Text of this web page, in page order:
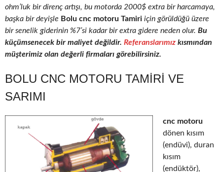
ohm’luk bir direnç artışı, bu motorda 2000$ extra bir harcamaya,
başka bir deyişle Bolu cnc motoru Tamiri için görüldüğü üzere
bir senelik giderinin %7’si kadar bir extra gidere neden olur. Bu
küçümsenecek bir maliyet değildir. Referanslarımız kısmından
müşterimiz olan değerli firmaları görebilirsiniz.
BOLU CNC MOTORU TAMIRI VE
SARIMI
cnc motoru
dönen kısım
(endüvi), duran
kısım
(endüktör),